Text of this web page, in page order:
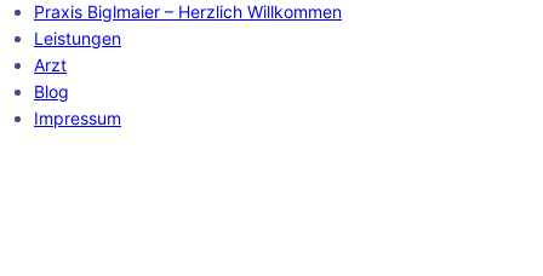
Praxis Biglmaier – Herzlich Willkommen
Leistungen
Arzt
Blog
Impressum